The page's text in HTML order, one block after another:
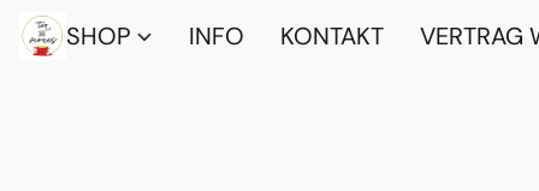
SHOP INFO KONTAKT VERTRAG